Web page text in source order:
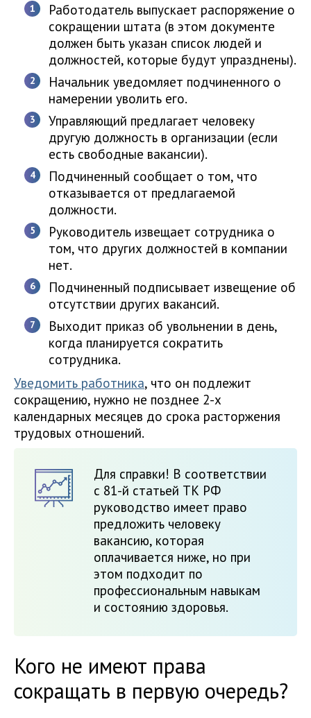
Работодатель выпускает распоряжение о
сокращении штата (в этом документе
должен быть указан список людей и
должностей, которые будут упразднены).
Начальник уведомляет подчиненного о
намерении уволить его.
Управляющий предлагает человеку
другую должность в организации (если
есть свободные вакансии).
Подчиненный сообщает о том, что
отказывается от предлагаемой
должности.
Руководитель извещает сотрудника о
том, что других должностей в компании
нет.
Подчиненный подписывает извещение об
отсутствии других вакансий.
Выходит приказ об увольнении в день,
когда планируется сократить
сотрудника.
Уведомить работника, что он подлежит
сокращению, нужно не позднее 2-х
календарных месяцев до срока расторжения
трудовых отношений.
Для справки! В соответствии
с 81-й статьей ТК РФ
руководство имеет право
предложить человеку
вакансию, которая
оплачивается ниже, но при
этом подходит по
профессиональным навыкам
и состоянию здоровья.
Кого не имеют права
сокращать в первую очередь?